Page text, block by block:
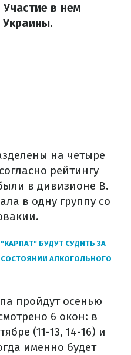
в нем
на четыре
рейтингу
в дивизионе B.
в одну группу со
БУДУТ СУДИТЬ ЗА
АЛКОГОЛЬНОГО
пройдут осенью
6 окон: в
(11-13, 14-16) и
именно будет